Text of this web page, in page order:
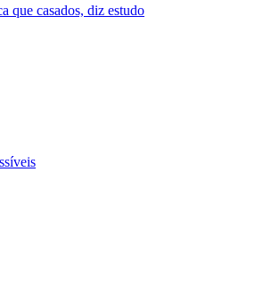
que casados, diz estudo